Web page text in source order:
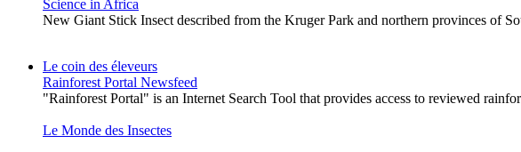
Science in Africa
New Giant Stick Insect described from the Kruger Park and northern provinces of
Le coin des éleveurs
Rainforest Portal Newsfeed
"Rainforest Portal" is an Internet Search Tool that provides access to reviewed
Le Monde des Insectes